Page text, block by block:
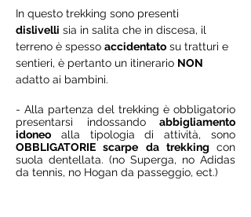
In questo trekking sono presenti
dislivelli sia in salita che in discesa, il
terreno è spesso accidentato su tratturi e
sentieri, è pertanto un itinerario NON
adatto ai bambini.
- Alla partenza del trekking è obbligatorio
presentarsi indossando abbigliamento
idoneo alla tipologia di attività, sono
OBBLIGATORIE scarpe da trekking con
suola dentellata. (no Superga, no Adidas
da tennis, no Hogan da passeggio, ect.)